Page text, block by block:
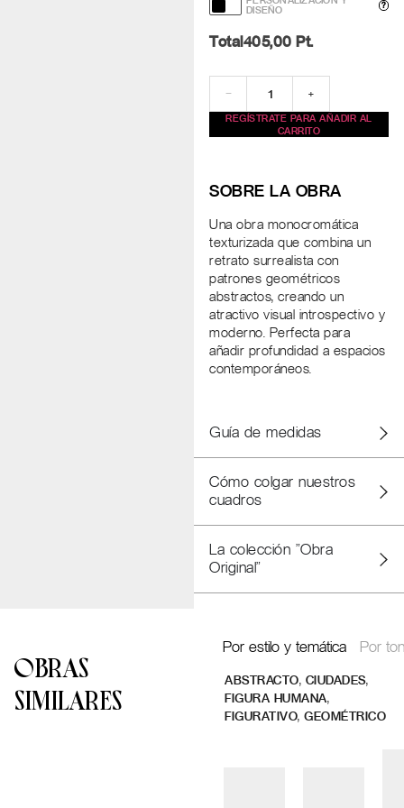
DISEÑO
?
Total405,00 Pt.
− +
REGÍSTRATE PARA AÑADIR AL
CARRITO
SOBRE LA OBRA
Una obra monocromática
texturizada que combina un
retrato surrealista con
patrones geométricos
abstractos, creando un
atractivo visual introspectivo y
moderno. Perfecta para
añadir profundidad a espacios
contemporáneos.
Guía de medidas
Cómo colgar nuestros
cuadros
La colección "Obra
Original"
OBRAS
SIMILARES
Por estilo y temática Por
ABSTRACTO, CIUDADES,
FIGURA HUMANA,
FIGURATIVO, GEOMÉTRICO